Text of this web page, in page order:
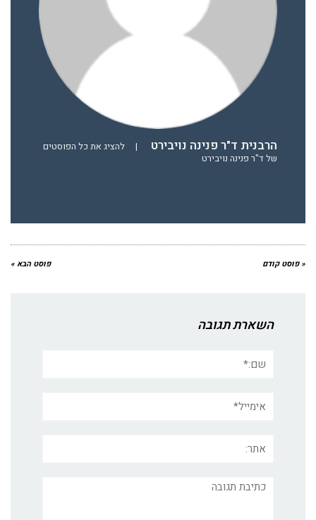
הרבנית ד"ר פנינה נויבירט |
להציג את כל הפוסטים
של ד"ר פנינה נויבירט
« פוסט קודם פוסט הבא »
השארת תגובה
תגובה